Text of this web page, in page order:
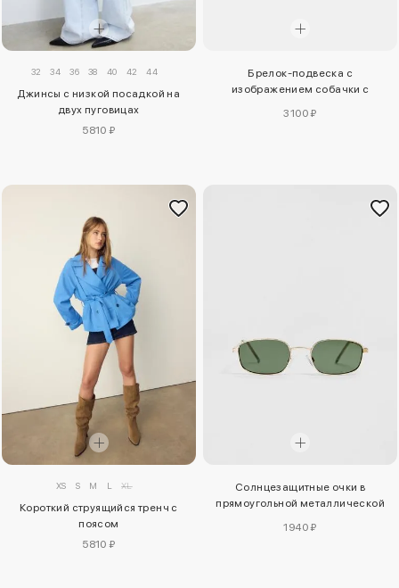
32 34 36 38 40 42 44
Джинсы с низкой посадкой на
двух пуговицах
5810 ₽
Брелок-подвеска с
изображением собачки с
3100 ₽
XS S M L XL
Короткий струящийся тренч с
поясом
5810 ₽
Солнцезащитные очки в
прямоугольной металлической
1940 ₽